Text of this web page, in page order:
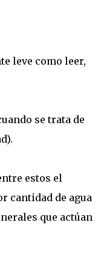
leve como leer,
se trata de
estos el
cantidad de agua
que actúan